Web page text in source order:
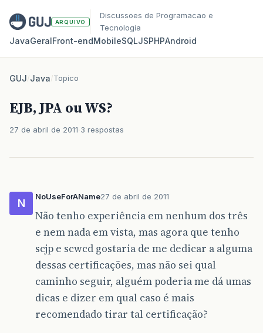
ARQUIVO
Discussoes de Programacao e
Tecnologia
JavaGeralFront‑endMobileSQLJSPHPAndroid
GUJ/Java/Topico
EJB, JPA ou WS?
27 de abril de 2011 3 respostas
N
NoUseForAName27 de abril de 2011
Não tenho experiência em nenhum dos três
e nem nada em vista, mas agora que tenho
scjp e scwcd gostaria de me dedicar a alguma
dessas certificações, mas não sei qual
caminho seguir, alguém poderia me dá umas
dicas e dizer em qual caso é mais
recomendado tirar tal certificação?